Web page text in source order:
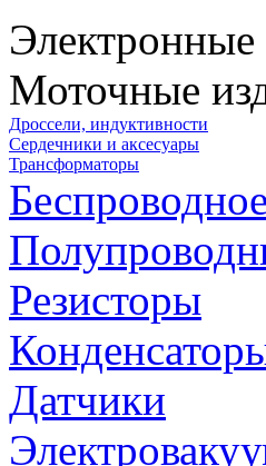
Моточные
Дроссели, индуктивности
Сердечники и аксесуары
Трансформаторы
Резисторы
Датчики